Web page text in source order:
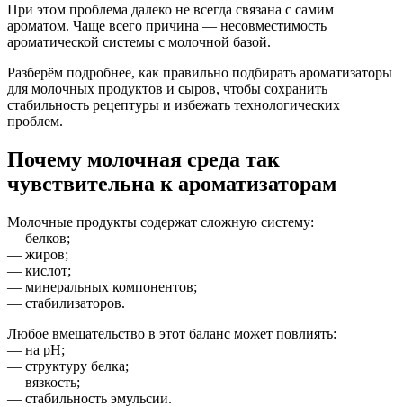
При этом проблема далеко не всегда связана с самим
ароматом. Чаще всего причина — несовместимость
ароматической системы с молочной базой.
Разберём подробнее, как правильно подбирать ароматизаторы
для молочных продуктов и сыров, чтобы сохранить
стабильность рецептуры и избежать технологических
проблем.
Почему молочная среда так
чувствительна к ароматизаторам
Молочные продукты содержат сложную систему:
— белков;
— жиров;
— кислот;
— минеральных компонентов;
— стабилизаторов.
Любое вмешательство в этот баланс может повлиять:
— на pH;
— структуру белка;
— вязкость;
— стабильность эмульсии.